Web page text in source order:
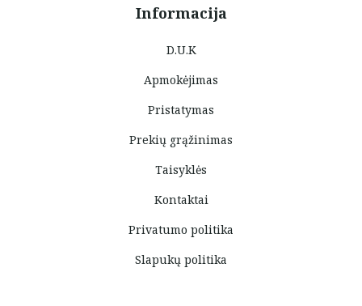
Informacija
D.U.K
Apmokėjimas
Pristatymas
Prekių grąžinimas
Taisyklės
Kontaktai
Privatumo politika
Slapukų politika